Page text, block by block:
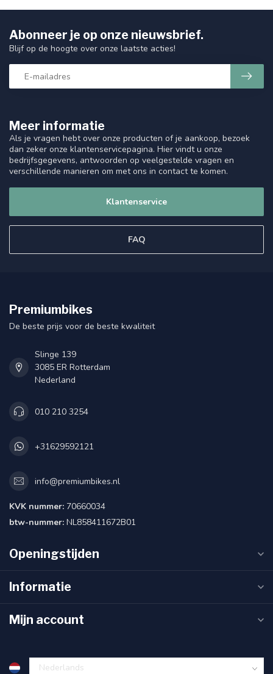
Meer informatie
Als je vragen hebt over onze producten of je aankoop, bezoek
dan zeker onze klantenservicepagina. Hier vindt u onze
bedrijfsgegevens, antwoorden op veelgestelde vragen en
verschillende manieren om met ons in contact te komen.
Klantenservice
FAQ
Abonneer je op onze nieuwsbrief.
Blijf op de hoogte over onze laatste acties!
Premiumbikes
De beste prijs voor de beste kwaliteit
Slinge 139
3085 ER Rotterdam
Nederland
010 210 3254
+31629592121
info@premiumbikes.nl
KVK nummer: 70660034
btw-nummer: NL858411672B01
Openingstijden
Informatie
Mijn account